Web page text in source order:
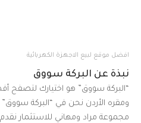
افضل موقع لبيع الاجهزة الكهربائية
نبذة عن البركة سووق
“البركة سووق” هو اختيارك لتصفح
ومقره الأردن نحن في “البركة
مجموعة مراد ومهاني للاستثمار